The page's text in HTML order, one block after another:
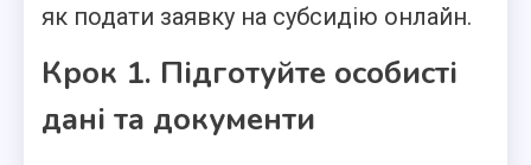
як подати заявку на субсидію онлайн.
Крок 1. Підготуйте особисті
дані та документи